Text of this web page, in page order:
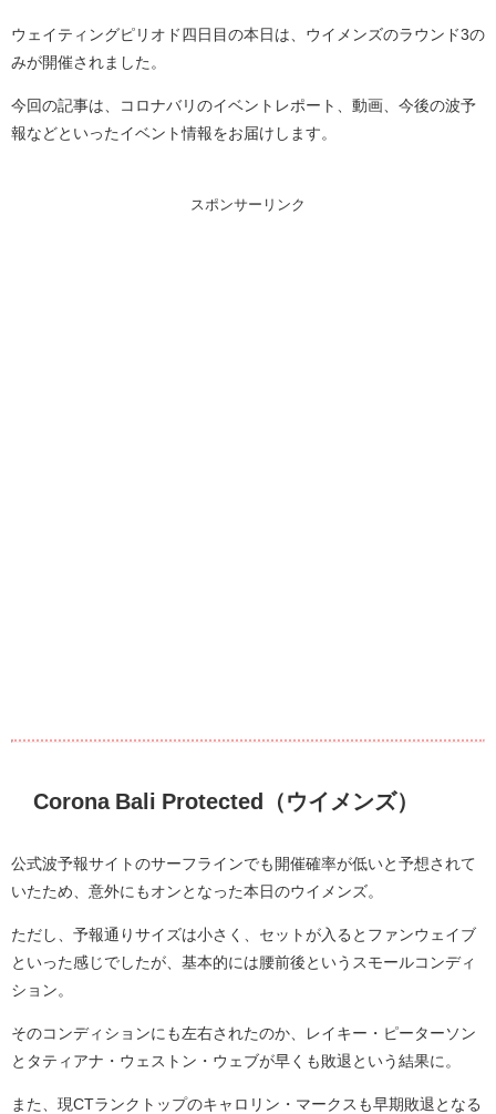
ウェイティングピリオド四日目の本日は、ウイメンズのラウンド3の
みが開催されました。
今回の記事は、コロナバリのイベントレポート、動画、今後の波予
報などといったイベント情報をお届けします。
スポンサーリンク
Corona Bali Protected（ウイメンズ）
公式波予報サイトのサーフラインでも開催確率が低いと予想されて
いたため、意外にもオンとなった本日のウイメンズ。
ただし、予報通りサイズは小さく、セットが入るとファンウェイブ
といった感じでしたが、基本的には腰前後というスモールコンディ
ション。
そのコンディションにも左右されたのか、レイキー・ピーターソン
とタティアナ・ウェストン・ウェブが早くも敗退という結果に。
また、現CTランクトップのキャロリン・マークスも早期敗退となる